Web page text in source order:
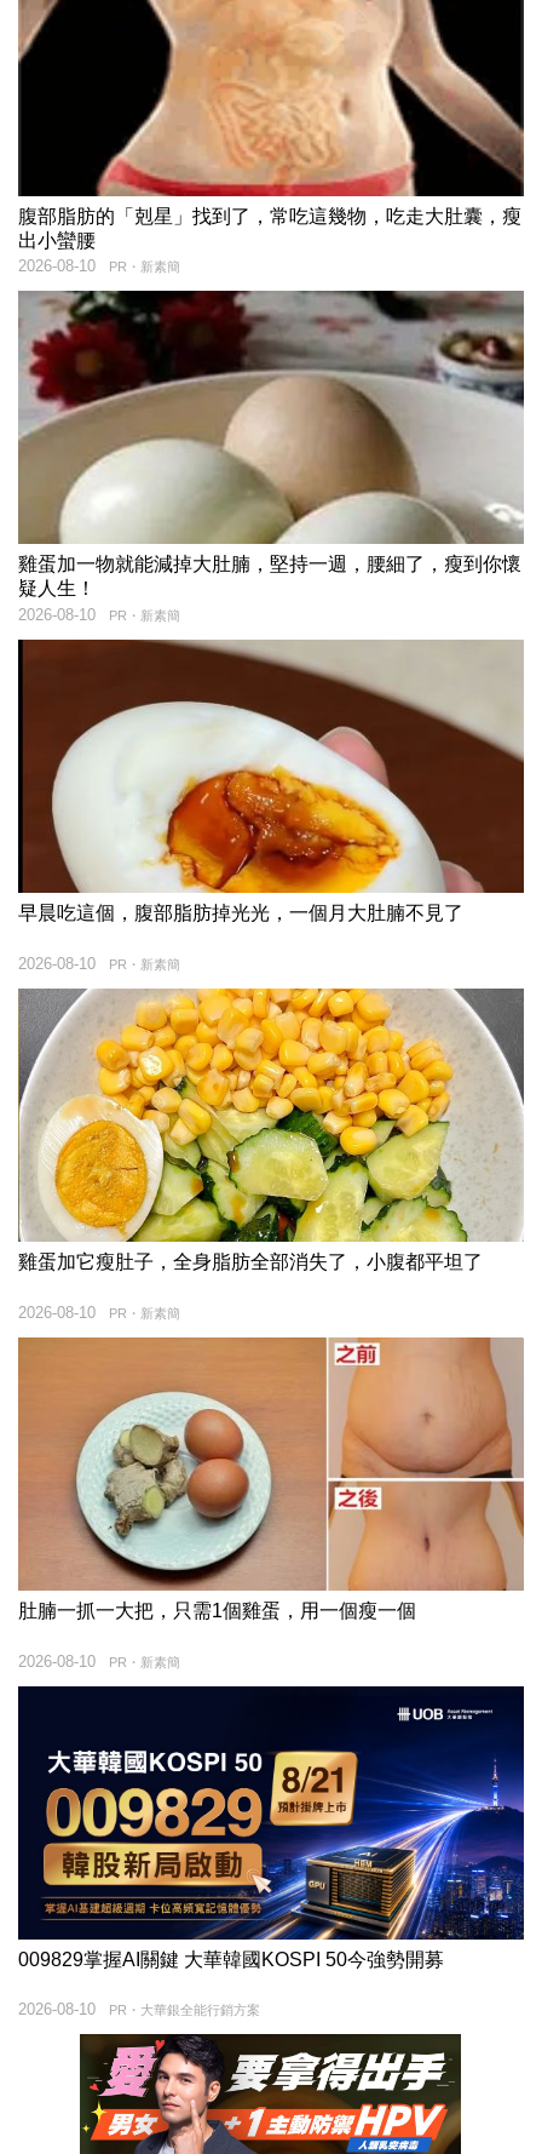
腹部脂肪的「剋星」找到了，常吃這幾物，吃走大肚囊，瘦
出小蠻腰
PR・新素簡
2026-08-10
雞蛋加一物就能減掉大肚腩，堅持一週，腰細了，瘦到你懷
疑人生！
PR・新素簡
2026-08-10
早晨吃這個，腹部脂肪掉光光，一個月大肚腩不見了
PR・新素簡
2026-08-10
雞蛋加它瘦肚子，全身脂肪全部消失了，小腹都平坦了
PR・新素簡
2026-08-10
肚腩一抓一大把，只需1個雞蛋，用一個瘦一個
PR・新素簡
2026-08-10
009829掌握AI關鍵 大華韓國KOSPI 50今強勢開募
PR・大華銀全能行銷方案
2026-08-10